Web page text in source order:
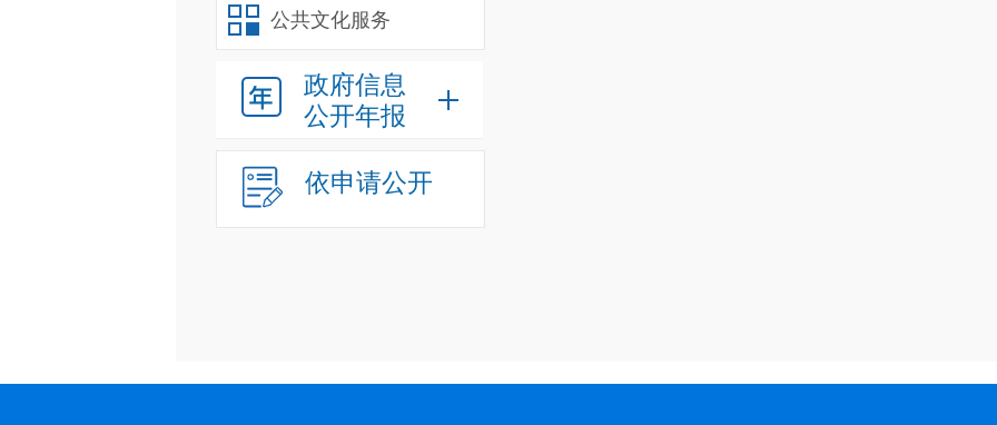
公共文化服务
政府信息
公开年报
依申请公开